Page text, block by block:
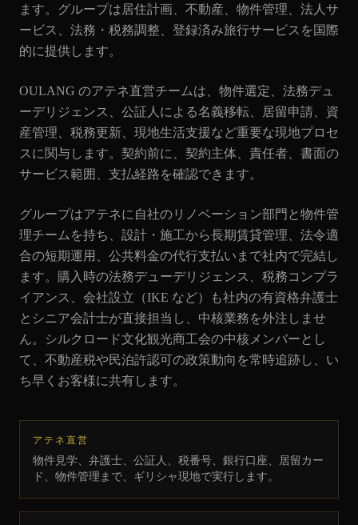
ます。グループは居住計画、不動産、物件管理、法人サ
ービス、法務・税務調整、登録済み旅行サービスを国際
的に提供します。
OULANG のアテネ直営チームは、物件選定、法務デュ
ーデリジェンス、公証人による名義移転、居留申請、資
産管理、税務更新、現地生活支援など重要な現地プロセ
スに関与します。契約前に、契約主体、責任者、書面の
サービス範囲、支払経路を確認できます。
グループはアテネに自社のリノベーション部門と物件管
理チームを持ち、設計・施工から長期賃貸管理、法令適
合の短期運用、公共料金の代行支払いまで社内で完結し
ます。購入時の法務デューデリジェンス、税務コンプラ
イアンス、会社設立（IKE など）も社内の有資格弁護士
とシニア会計士が直接担当し、中核業務を外注しませ
ん。シルクロード文化観光商工会の中核メンバーとし
て、不動産税や民泊許認可の政策動向を常時追跡し、い
ち早くお客様に共有します。
アテネ直営
物件見学、弁護士、公証人、税番号、銀行口座、居留カー
ド、物件管理まで、ギリシャ現地で実行します。